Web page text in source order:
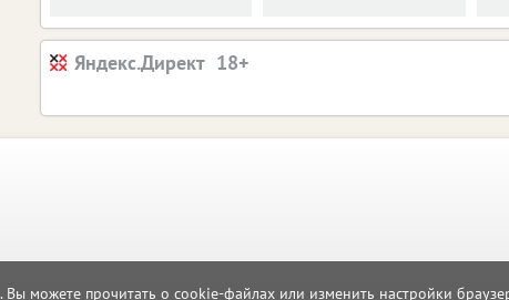
. Вы можете прочитать о cookie-файлах или изменить настройки
Яндекс.Директ